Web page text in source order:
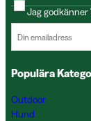
Jag godkänner
Populära
Outdoor
Hund